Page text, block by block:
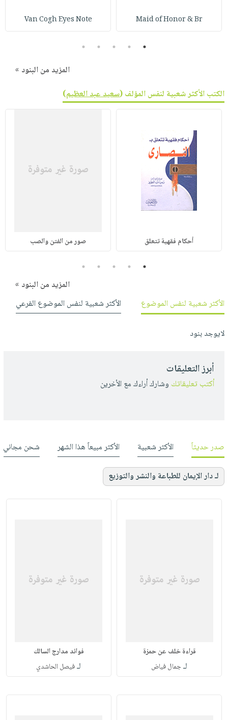
أطفال
أسئلة
وفرات
انشر
تواصل
عربة
التسوق
Maid of Honor & Br
Van Cogh Eyes Note
1
2
3
4
5
المزيد من البنود »
الكتب الأكثر شعبية لنفس المؤلف (سعيد عبد العظيم)
أحكام فقهية تتعلق صور من الفتن والصب
1
2
3
4
5
المزيد من البنود »
الأكثر شعبية لنفس الموضوع
الأكثر شعبية لنفس الموضوع الفرعي
لايوجد بنود
أبرز التعليقات
أكتب تعليقاتك وشارك أراءك مع الأخرين
صدر حديثاً الأكثر شعبية الأكثر مبيعاً هذا الشهر شحن مجاني
لـ دار الإيمان للطباعة والنشر والتوزيع
قراءة خلف عن حمزة
لـجمال فياض
فوائد مدارج السالك
لـفيصل الحاشدي